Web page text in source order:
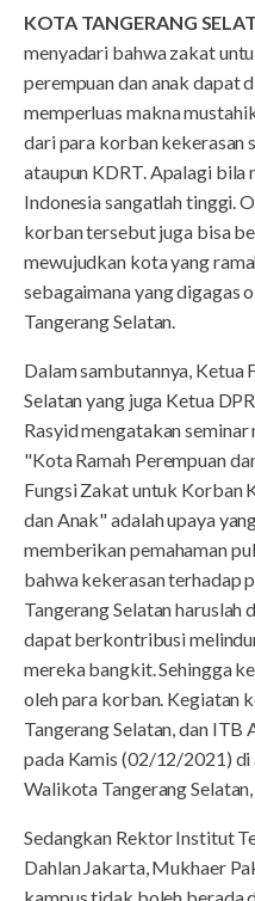
KOTA TANGERANG
menyadari bahwa zakat
perempuan dan anak dapat
memperluas makna
dari para korban kekerasan
ataupun KDRT. Apalagi
Indonesia sangatlah tinggi.
korban tersebut juga bisa
mewujudkan kota yang
sebagaimana yang digagas
Tangerang Selatan.
Dalam sambutannya, Ketua
Selatan yang juga Ketua
Rasyid mengatakan
"Kota Ramah Perempuan
Fungsi Zakat untuk Korban
dan Anak" adalah upaya
memberikan pemahaman
bahwa kekerasan terhadap
Tangerang Selatan haruslah
dapat berkontribusi
mereka bangkit. Sehingga
oleh para korban. Kegiatan
Tangerang Selatan, dan
pada Kamis (02/12/2021)
Walikota Tangerang
Sedangkan Rektor Institut
Dahlan Jakarta, Mukhaer